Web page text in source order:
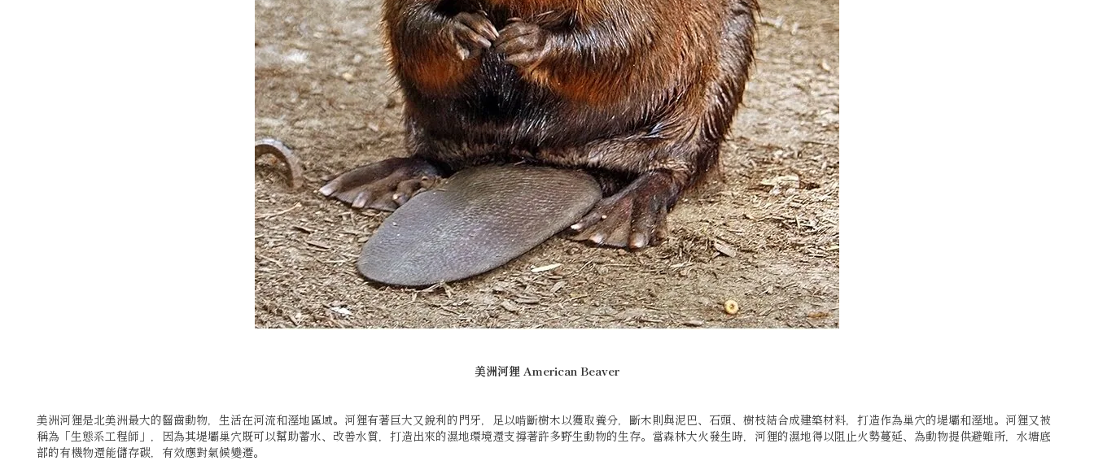
美洲河狸 American Beaver
美洲河狸是北美洲最大的齧齒動物，生活在河流和溼地區域。河狸有著巨大又銳利的門牙，足以啃斷樹木以獲取養分，斷木則與泥巴、石頭、樹枝結合成建築材料，打造作為巢穴的堤壩和溼地。河狸又被
稱為「生態系工程師」，因為其堤壩巢穴既可以幫助蓄水、改善水質，打造出來的濕地環境還支撐著許多野生動物的生存。當森林大火發生時，河狸的濕地得以阻止火勢蔓延、為動物提供避難所，水塘底
部的有機物還能儲存碳，有效應對氣候變遷。